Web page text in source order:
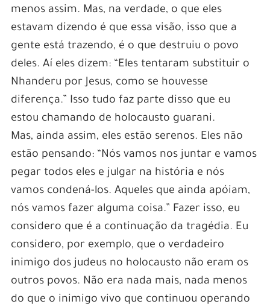
menos assim. Mas, na verdade, o que eles
estavam dizendo é que essa visão, isso que a
gente está trazendo, é o que destruiu o povo
deles. Aí eles dizem: “Eles tentaram substituir o
Nhanderu por Jesus, como se houvesse
diferença.” Isso tudo faz parte disso que eu
estou chamando de holocausto guarani.
Mas, ainda assim, eles estão serenos. Eles não
estão pensando: “Nós vamos nos juntar e vamos
pegar todos eles e julgar na história e nós
vamos condená-los. Aqueles que ainda apóiam,
nós vamos fazer alguma coisa.” Fazer isso, eu
considero que é a continuação da tragédia. Eu
considero, por exemplo, que o verdadeiro
inimigo dos judeus no holocausto não eram os
outros povos. Não era nada mais, nada menos
do que o inimigo vivo que continuou operando